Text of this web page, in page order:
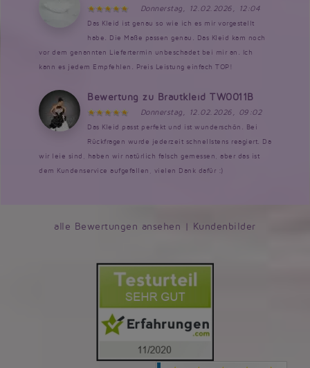
Donnerstag, 12.02.2026, 12:04
Das Kleid ist genau so wie ich es mir vorgestellt
habe. Die Maße passen genau. Das Kleid kam noch
vor dem genannten Liefertermin unbeschadet bei mir an. Ich
kann es jedem Empfehlen. Preis Leistung einfach TOP!
Bewertung zu Brautkleid TW0011B
Donnerstag, 12.02.2026, 09:02
Das Kleid passt perfekt und ist wunderschön. Bei
Rückfragen wurde jederzeit schnellstens reagiert. Da
wir leie sind, haben wir natürlich falsch gemessen, aber das ist
dem Kundenservice aufgefallen, vielen Dank dafür :)
alle Bewertungen ansehen | Kundenbilder